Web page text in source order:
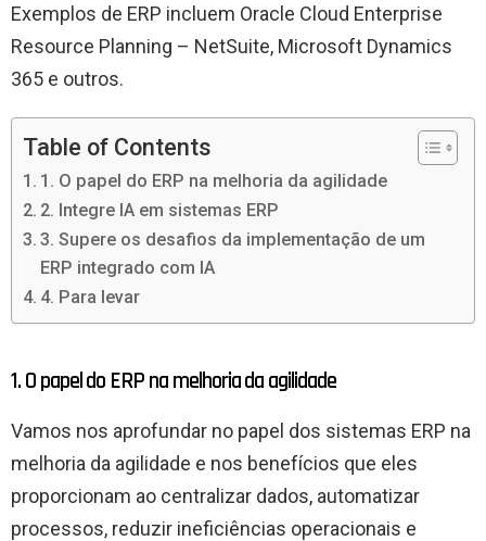
Exemplos de ERP incluem Oracle Cloud Enterprise
Resource Planning – NetSuite, Microsoft Dynamics
365 e outros.
Table of Contents
1. O papel do ERP na melhoria da agilidade
2. Integre IA em sistemas ERP
3. Supere os desafios da implementação de um
ERP integrado com IA
4. Para levar
1. O papel do ERP na melhoria da agilidade
Vamos nos aprofundar no papel dos sistemas ERP na
melhoria da agilidade e nos benefícios que eles
proporcionam ao centralizar dados, automatizar
processos, reduzir ineficiências operacionais e